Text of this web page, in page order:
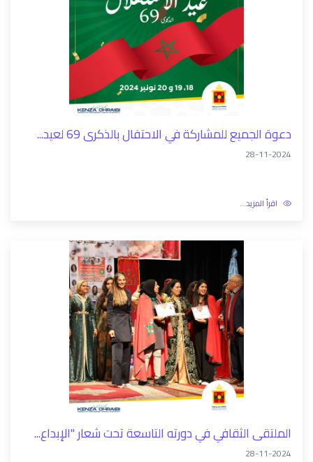
دعوة الجميع للمشاركة في الاحتفال بالذكرى 69 لعيد...
28-11-2024
اقرأ المزيد...
الملتقى الثقافي في دورته التاسعة تحت شعار "الإبداع...
28-11-2024